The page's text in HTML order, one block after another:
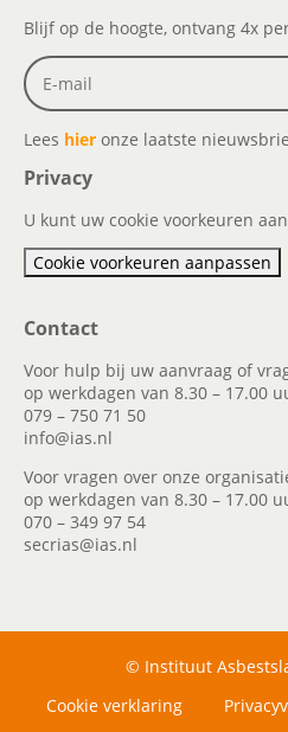
Blijf op de hoogte, ontvang 4x
Lees hier onze laatste
Privacy
U kunt uw cookie voorkeuren
Cookie voorkeuren aanpassen
Contact
Voor hulp bij uw aanvraag of
op werkdagen van 8.30 – 17.00
079 – 750 71 50
info@ias.nl
Voor vragen over onze
op werkdagen van 8.30 – 17.00
070 – 349 97 54
secrias@ias.nl
© Instituut
Cookie verklaring